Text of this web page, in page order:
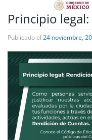
Principio
Publicado el 24 noviembre,